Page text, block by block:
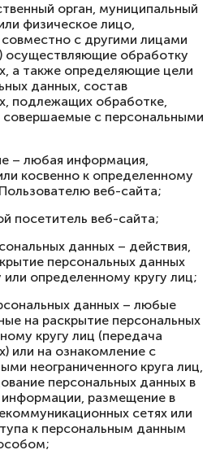
орган, муниципальный
физическое лицо,
с другими лицами
осуществляющие обработку
а также определяющие цели
данных, состав
подлежащих обработке,
совершаемые с персональными
– любая информация,
косвенно к определенному
веб-сайта;
посетитель веб-сайта;
данных – действия,
персональных данных
определенному кругу лиц;
данных – любые
на раскрытие персональных
кругу лиц (передача
или на ознакомление с
неограниченного круга лиц,
персональных данных в
размещение в
сетях или
к персональным данным